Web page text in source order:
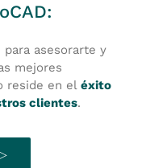
asesorarte y
mejores
reside en el éxito
clientes.